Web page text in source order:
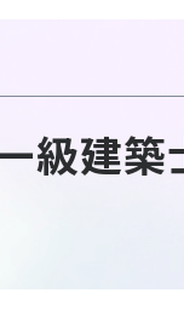
級建築